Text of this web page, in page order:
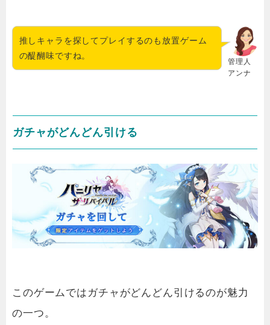
管理人
アンナ
推しキャラを探してプレイするのも放置ゲーム
の醍醐味ですね。
ガチャがどんどん引ける
このゲームではガチャがどんどん引けるのが魅力
の一つ。